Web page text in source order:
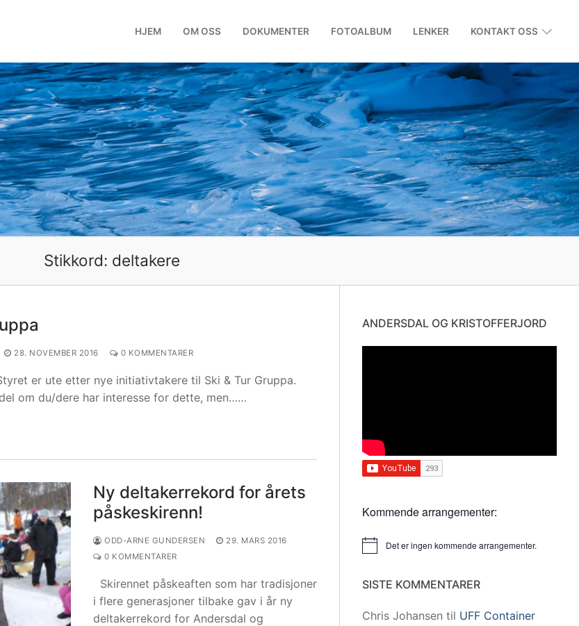
HJEM OM OSS DOKUMENTER FOTOALBUM LENKER KONTAKT OSS
Stikkord: deltakere
28. NOVEMBER 2016 0 KOMMENTARER
er ute etter nye initiativtakere til Ski & Tur Gruppa.
om du/dere har interesse for dette, men……
Ny deltakerrekord for årets
påskeskirenn!
ODD-ARNE GUNDERSEN
29. MARS 2016
0 KOMMENTARER
Skirennet påskeaften som har tradisjoner
i flere generasjoner tilbake gav i år ny
deltakerrekord for Andersdal og
ANDERSDAL OG KRISTOFFERJORD
Kommende arrangementer:
MerknadDet er ingen kommende arrangementer.
SISTE KOMMENTARER
Chris Johansen til UFF Container